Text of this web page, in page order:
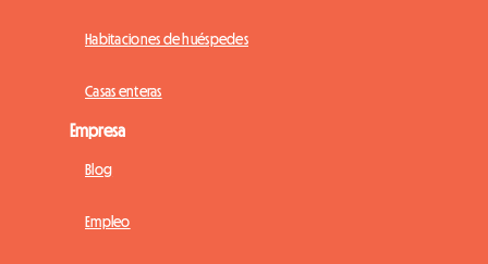
Habitaciones de huéspedes
Casas enteras
Empresa
Blog
Empleo